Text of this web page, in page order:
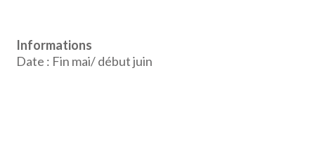
Informations
Date : Fin mai/ début juin